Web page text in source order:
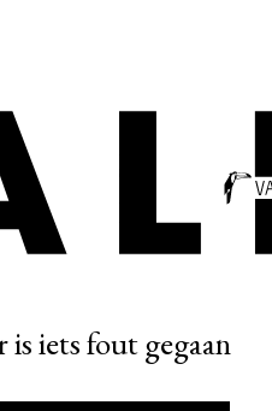
is iets fout gegaan